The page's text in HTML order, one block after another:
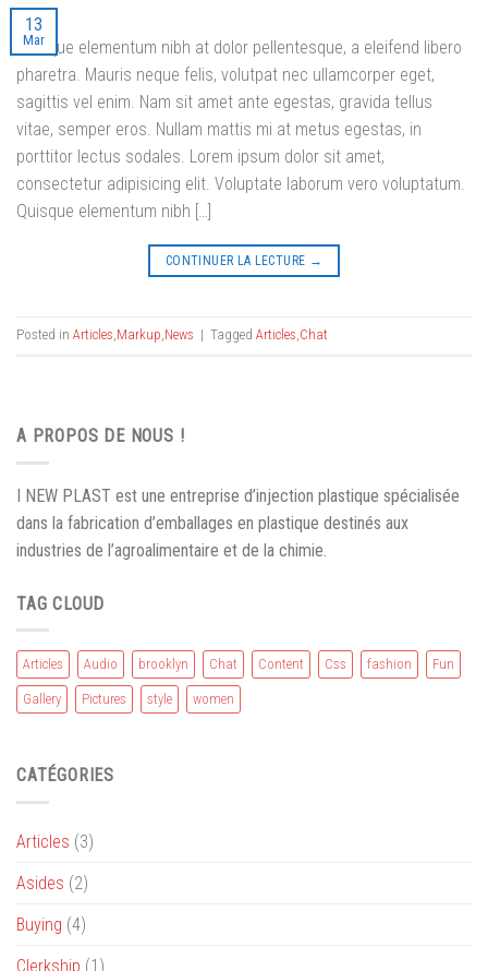
13
Mar
Quisque elementum nibh at dolor pellentesque, a eleifend libero
pharetra. Mauris neque felis, volutpat nec ullamcorper eget,
sagittis vel enim. Nam sit amet ante egestas, gravida tellus
vitae, semper eros. Nullam mattis mi at metus egestas, in
porttitor lectus sodales. Lorem ipsum dolor sit amet,
consectetur adipisicing elit. Voluptate laborum vero voluptatum.
Quisque elementum nibh […]
CONTINUER LA LECTURE →
Posted in Articles,Markup,News | Tagged Articles,Chat
A PROPOS DE NOUS !
I NEW PLAST est une entreprise d’injection plastique spécialisée
dans la fabrication d’emballages en plastique destinés aux
industries de l’agroalimentaire et de la chimie.
TAG CLOUD
Articles Audio brooklyn Chat Content Css fashion Fun
Gallery Pictures style women
CATÉGORIES
Articles (3)
Asides (2)
Buying (4)
Clerkship (1)